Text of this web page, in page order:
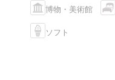
博物・美術館
ソフト